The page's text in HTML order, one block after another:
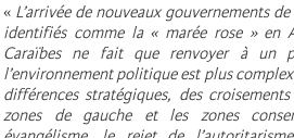
« L’arrivée de nouveaux gouvernements
identifiés comme la « marée rose » en
Caraïbes ne fait que renvoyer à un
l’environnement politique est plus
différences stratégiques, des
zones de gauche et les zones